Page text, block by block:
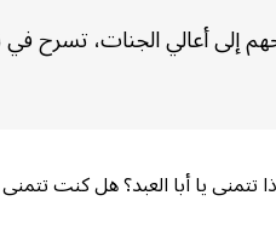
إلى أعالي الجنات، تسرح
تتمنى يا أبا العبد؟ هل كنت